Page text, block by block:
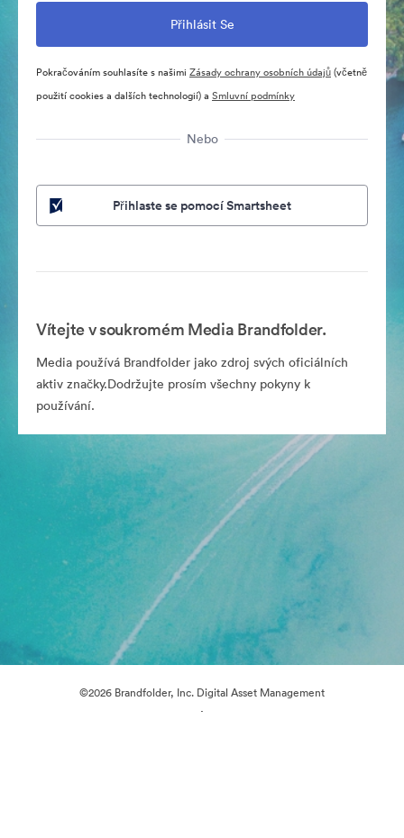
Pokračováním souhlasíte s našimi Zásady ochrany osobních údajů(včetně
použití cookies a dalších technologií) a Smluvní podmínky
Nebo
Přihlaste se pomocí Smartsheet
Vítejte v soukromém Media Brandfolder.
Media používá Brandfolder jako zdroj svých oficiálních
aktiv značky.Dodržujte prosím všechny pokyny k
používání.
©2026 Brandfolder, Inc. Digital Asset Management
·